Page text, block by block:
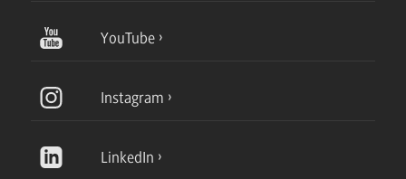
YouTube
Instagram
LinkedIn